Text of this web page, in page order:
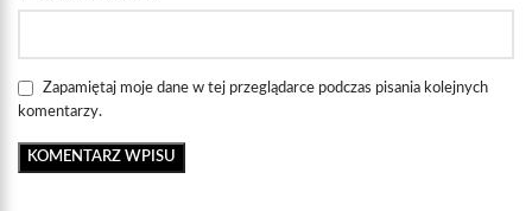
Zapamiętaj moje dane w tej przeglądarce podczas pisania kolejnych
komentarzy.